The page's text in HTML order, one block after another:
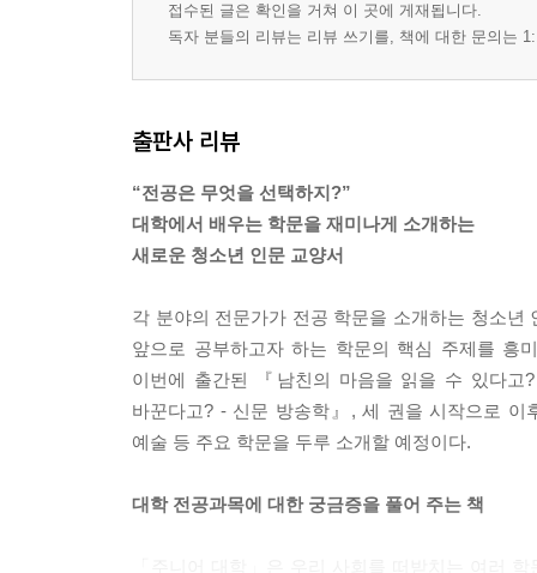
접수된 글은 확인을 거쳐 이 곳에 게재됩니다.
독자 분들의 리뷰는 리뷰 쓰기를, 책에 대한 문의는
출판사 리뷰
“전공은 무엇을 선택하지?”
대학에서 배우는 학문을 재미나게 소개하는
새로운 청소년 인문 교양서
각 분야의 전문가가 전공 학문을 소개하는 청소
앞으로 공부하고자 하는 학문의 핵심 주제를 흥
이번에 출간된 『남친의 마음을 읽을 수 있다
바꾼다고? - 신문 방송학』, 세 권을 시작으로 이
예술 등 주요 학문을 두루 소개할 예정이다.
대학 전공과목에 대한 궁금증을 풀어 주는 책